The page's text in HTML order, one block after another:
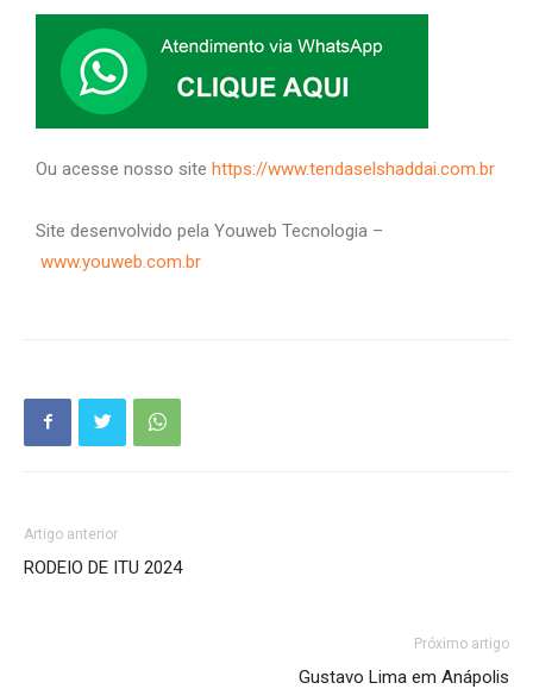
Ou acesse nosso site https://www.tendaselshaddai.com.br
Site desenvolvido pela Youweb Tecnologia –
www.youweb.com.br
Artigo anterior
RODEIO DE ITU 2024
Próximo artigo
Gustavo Lima em Anápolis